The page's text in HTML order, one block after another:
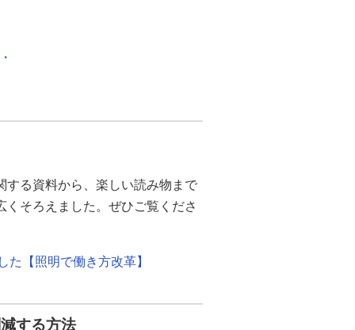
する資料から、楽しい読み物まで
くそろえました。ぜひご覧くださ
た【照明で働き方改革】
する方法